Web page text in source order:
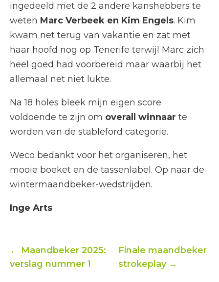
ingedeeld met de 2 andere kanshebbers te
weten Marc Verbeek en Kim Engels. Kim
kwam net terug van vakantie en zat met
haar hoofd nog op Tenerife terwijl Marc zich
heel goed had voorbereid maar waarbij het
allemaal net niet lukte.
Na 18 holes bleek mijn eigen score
voldoende te zijn om overall winnaar te
worden van de stableford categorie.
Weco bedankt voor het organiseren, het
mooie boeket en de tassenlabel. Op naar de
wintermaandbeker-wedstrijden.
Inge Arts
← Maandbeker 2025:
verslag nummer 1
Finale maandbeker
strokeplay →